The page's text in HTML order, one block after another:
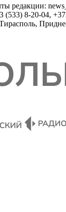
редакции:
(533) 8-20-04,